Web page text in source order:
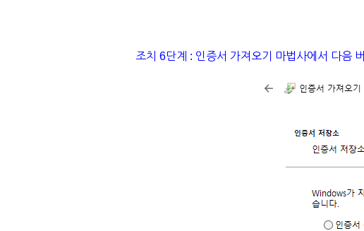
조치 6단계 : 인증서 가져오기 마법사에서 다음